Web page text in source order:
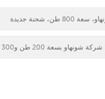
شحنة جديدة
200 طن و300 طن، شحن سلس